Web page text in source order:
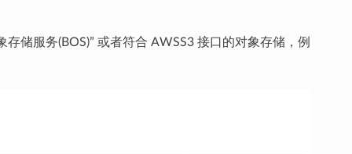
储服务(BOS)” 或者符合 AWSS3 接口的对象存储，例